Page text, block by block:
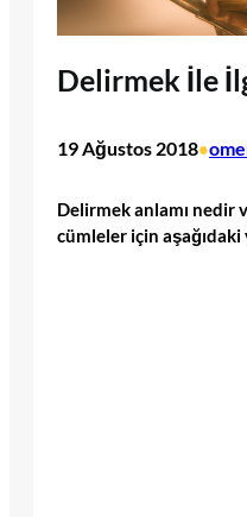
Delirmek İle
19 Ağustos 2018•
Delirmek anlamı nedir
cümleler için aşağıdaki